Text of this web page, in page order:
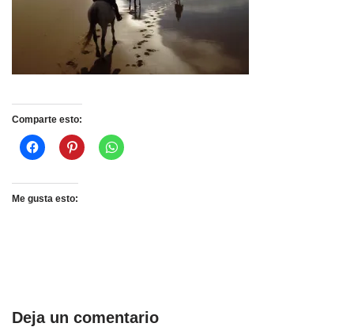
Comparte esto:
Me gusta esto:
Deja un comentario